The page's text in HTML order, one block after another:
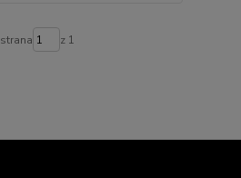
strana z 1